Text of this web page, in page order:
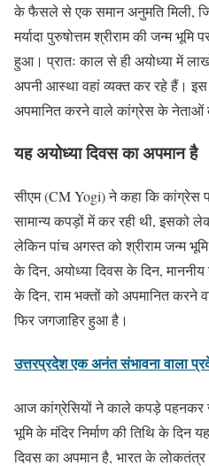
के फैसले से एक समान अनुमति मिली,
मर्यादा पुरुषोत्तम श्रीराम की जन्म भूमि
हुआ। प्रातः काल से ही अयोध्या में
अपनी आस्था वहां व्यक्त कर रहे हैं।
अपमानित करने वाले कांग्रेस के नेताओं
यह अयोध्या दिवस का अपमान है
सीएम (CM Yogi) ने कहा कि कांग्रेस
सामान्य कपड़ों में कर रही थी, इसको
लेकिन पांच अगस्त को श्रीराम जन्म भूमि
के दिन, अयोध्या दिवस के दिन,
के दिन, राम भक्तों को अपमानित
फिर जगजाहिर हुआ है।
उत्तरप्रदेश एक अनंत संभावना वाला
आज कांग्रेसियों ने काले कपड़े पहनकर
भूमि के मंदिर निर्माण की तिथि के दिन
दिवस का अपमान है, भारत के लोकतंत्र